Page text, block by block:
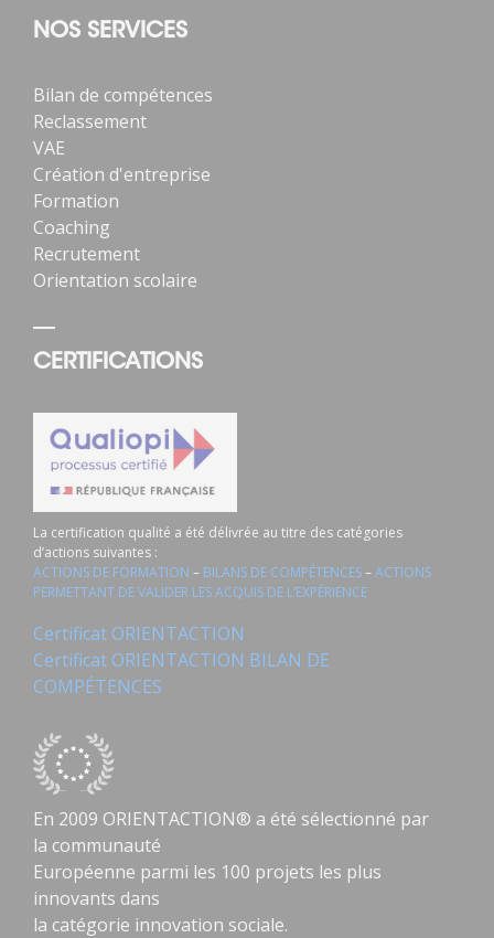
NOS SERVICES
Bilan de compétences
Reclassement
VAE
Création d'entreprise
Formation
Coaching
Recrutement
Orientation scolaire
CERTIFICATIONS
La certification qualité a été délivrée au titre des catégories
d’actions suivantes :
ACTIONS DE FORMATION – BILANS DE COMPÉTENCES–ACTIONS
PERMETTANT DE VALIDER LES ACQUIS DE L’EXPÉRIENCE
Certificat ORIENTACTION
Certificat ORIENTACTION BILAN DE
COMPÉTENCES
En 2009 ORIENTACTION® a été sélectionné par
la communauté
Européenne parmi les 100 projets les plus
innovants dans
la catégorie innovation sociale.